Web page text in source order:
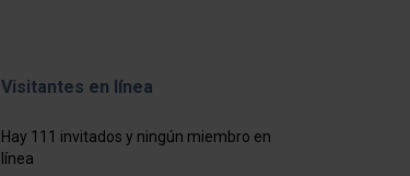
Visitantes en línea
Hay 111 invitados y ningún miembro en
línea